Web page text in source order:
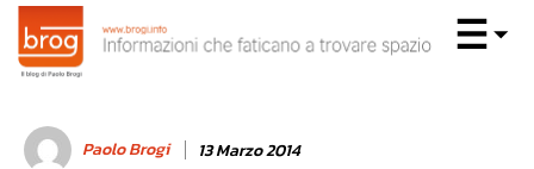
Paolo Brogi 13 Marzo 2014